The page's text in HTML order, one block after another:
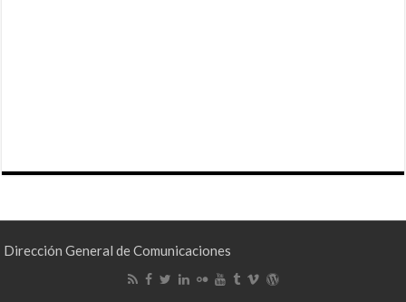
Dirección General de Comunicaciones